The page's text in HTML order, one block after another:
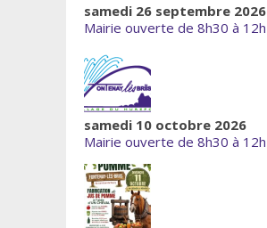
samedi 26 septembre 2026
Mairie ouverte de 8h30 à 12h
samedi 10 octobre 2026
Mairie ouverte de 8h30 à 12h